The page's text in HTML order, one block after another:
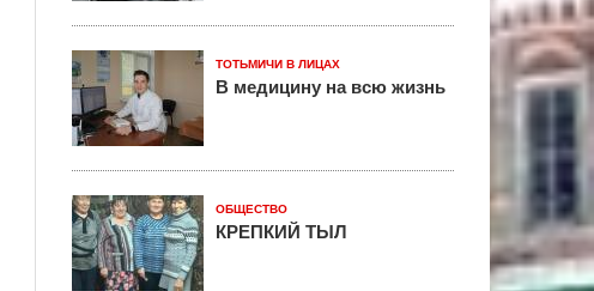
ТОТЬМИЧИ В ЛИЦАХ
В медицину на всю жизнь
ОБЩЕСТВО
КРЕПКИЙ ТЫЛ